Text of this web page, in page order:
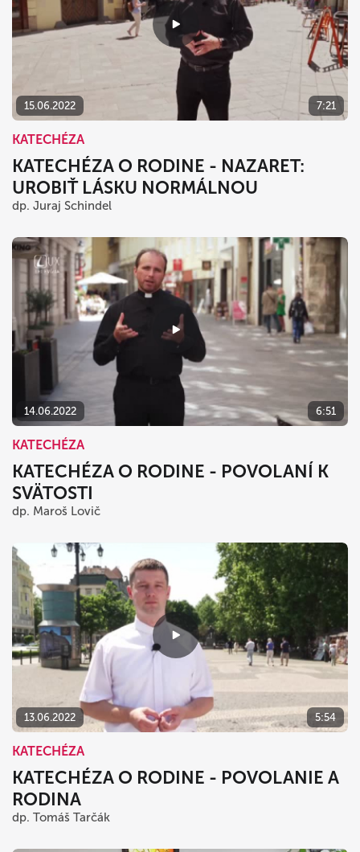
15.06.2022 7:21
KATECHÉZA
KATECHÉZA O RODINE - NAZARET:
UROBIŤ LÁSKU NORMÁLNOU
dp. Juraj Schindel
14.06.2022 6:51
KATECHÉZA
KATECHÉZA O RODINE - POVOLANÍ K
SVÄTOSTI
dp. Maroš Lovič
13.06.2022 5:54
KATECHÉZA
KATECHÉZA O RODINE - POVOLANIE A
RODINA
dp. Tomáš Tarčák